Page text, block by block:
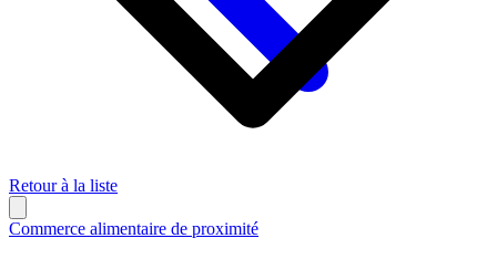
Retour à la liste
Commerce alimentaire de proximité